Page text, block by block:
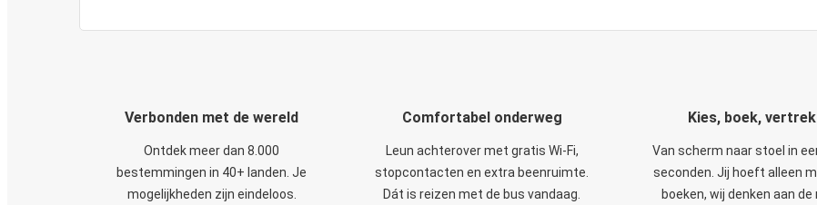
Verbonden met de wereld
Ontdek meer dan 8.000
bestemmingen in 40+ landen. Je
mogelijkheden zijn eindeloos.
Comfortabel onderweg
Leun achterover met gratis Wi-Fi,
stopcontacten en extra beenruimte.
Dát is reizen met de bus vandaag.
Kies, boek, vertrek
Van scherm naar stoel in
seconden. Jij hoeft alleen
boeken, wij denken aan de